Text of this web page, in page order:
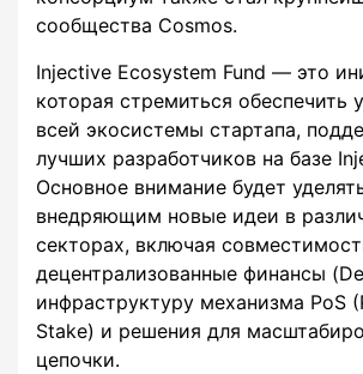
сообщества Cosmos.
Injective Ecosystem Fund — это
которая стремиться обеспечить
всей экосистемы стартапа,
лучших разработчиков на базе
Основное внимание будет
внедряющим новые идеи в
секторах, включая
децентрализованные финансы
инфраструктуру механизма PoS
Stake) и решения для
цепочки.